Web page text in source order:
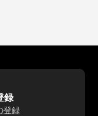
録
登録